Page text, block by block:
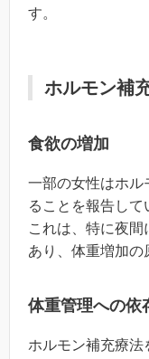
す。
ホルモン補
食欲の増加
一部の女性はホル
ることを報告して
これは、特に夜
あり、体重増加の
体重管理への依
ホルモン補充療法